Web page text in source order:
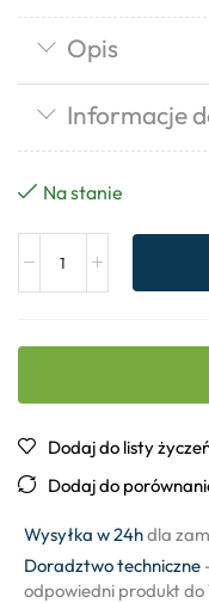
Opis
Informacje
Na stanie
Dodaj do listy
Dodaj do
Wysyłka w 24hdla
Doradztwo techniczne
odpowiedni produkt do